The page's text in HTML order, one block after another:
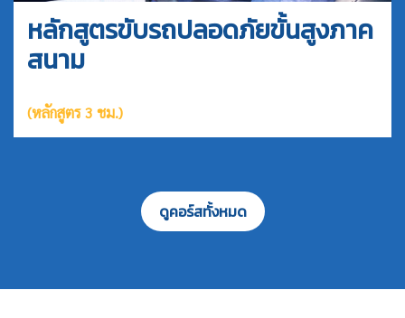
หลักสูตรขับรถปลอดภัยขั้นสูงภาค
สนาม
(หลักสูตร 3 ชม.)
ดูคอร์สทั้งหมด